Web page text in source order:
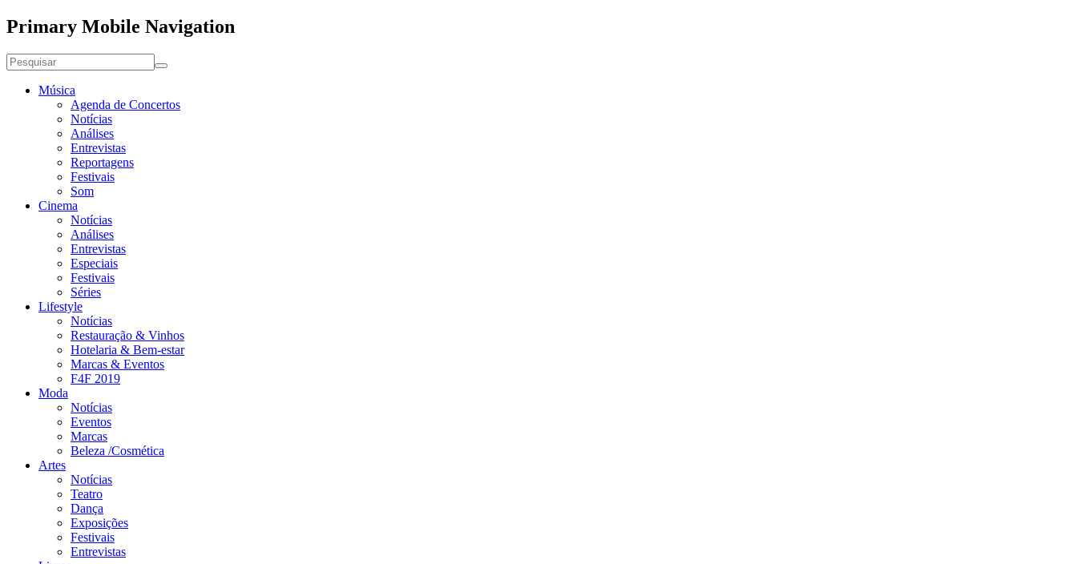
Primary Mobile Navigation
Música
Agenda de Concertos
Notícias
Análises
Entrevistas
Reportagens
Festivais
Som
Cinema
Notícias
Análises
Entrevistas
Especiais
Festivais
Séries
Lifestyle
Notícias
Restauração & Vinhos
Hotelaria & Bem-estar
Marcas & Eventos
F4F 2019
Moda
Notícias
Eventos
Marcas
Beleza /Cosmética
Artes
Notícias
Teatro
Dança
Exposições
Festivais
Entrevistas